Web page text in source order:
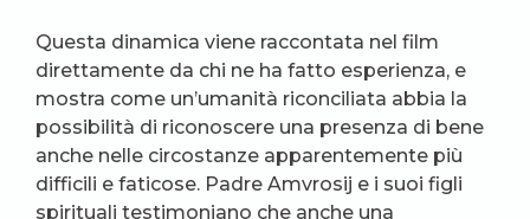
Questa dinamica viene raccontata nel film
direttamente da chi ne ha fatto esperienza, e
mostra come un’umanità riconciliata abbia la
possibilità di riconoscere una presenza di bene
anche nelle circostanze apparentemente più
difficili e faticose. Padre Amvrosij e i suoi figli
spirituali testimoniano che anche una